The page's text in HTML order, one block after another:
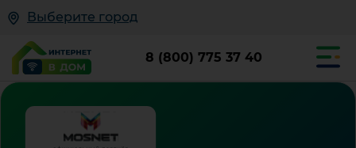
Выберите город
8 (800) 775 37 40